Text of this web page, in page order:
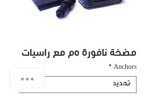
مضخة نافورة ٥م مع راسيات
Anchors
*